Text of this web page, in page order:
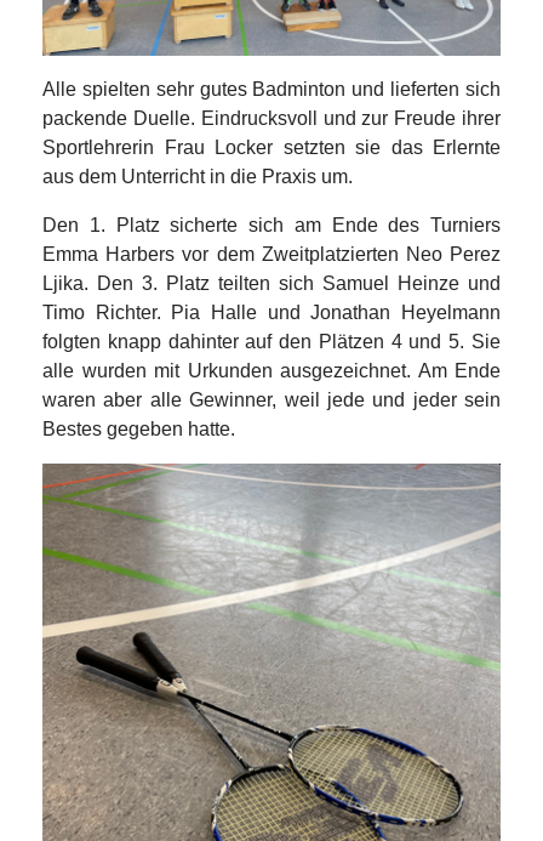
Alle spielten sehr gutes Badminton und lieferten sich
packende Duelle. Eindrucksvoll und zur Freude ihrer
Sportlehrerin Frau Locker setzten sie das Erlernte
aus dem Unterricht in die Praxis um.
Den 1. Platz sicherte sich am Ende des Turniers
Emma Harbers vor dem Zweitplatzierten Neo Perez
Ljika. Den 3. Platz teilten sich Samuel Heinze und
Timo Richter. Pia Halle und Jonathan Heyelmann
folgten knapp dahinter auf den Plätzen 4 und 5. Sie
alle wurden mit Urkunden ausgezeichnet. Am Ende
waren aber alle Gewinner, weil jede und jeder sein
Bestes gegeben hatte.